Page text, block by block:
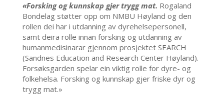
«Forsking og kunnskap gjer trygg mat. Rogaland
Bondelag støtter opp om NMBU Høyland og den
rollen dei har i utdanning av dyrehelsepersonell,
samt deira rolle innan forsking og utdanning av
humanmedisinarar gjennom prosjektet SEARCH
(Sandnes Education and Research Center Høyland).
Forsøksgarden spelar ein viktig rolle for dyre- og
folkehelsa. Forsking og kunnskap gjer friske dyr og
trygg mat.»